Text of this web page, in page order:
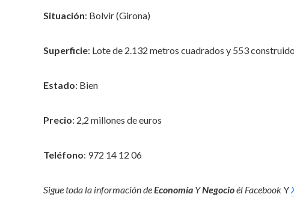
Situación: Bolvir (Girona)
Superficie: Lote de 2.132 metros cuadrados y 553
Estado: Bien
Precio: 2,2 millones de euros
Teléfono: 972 14 12 06
Sigue toda la información deEconomía YNegocioél FacebookY